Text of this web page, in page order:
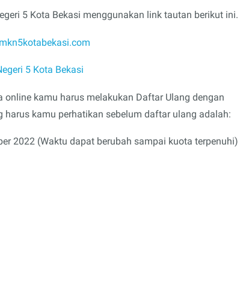
5 Kota Bekasi menggunakan link tautan berikut ini.
5 Kota Bekasi
kamu harus melakukan Daftar Ulang dengan
harus kamu perhatikan sebelum daftar ulang adalah:
2022 (Waktu dapat berubah sampai kuota terpenuhi)